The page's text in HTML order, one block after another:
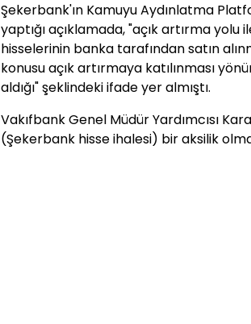
Şekerbank'ın Kamuyu Aydınlatma
yaptığı açıklamada, "açık artırma yolu
hisselerinin banka tarafından satın
konusu açık artırmaya katılınması
aldığı" şeklindeki ifade yer almıştı.
Vakıfbank Genel Müdür Yardımcısı
(Şekerbank hisse ihalesi) bir aksilik